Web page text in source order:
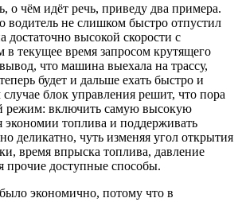
о чём идёт речь, приведу два примера.
водитель не слишком быстро отпустил
достаточно высокой скорости с
в текущее время запросом крутящего
что машина выехала на трассу,
будет и дальше ехать быстро и
блок управления решит, что пора
режим: включить самую высокую
топлива и поддерживать
деликатно, чуть изменяя угол открытия
время впрыска топлива, давление
прочие доступные способы.
экономично, потому что в